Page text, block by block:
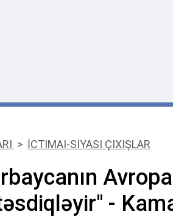
> İCTIMAI-SIYASI ÇIXIŞLAR
-